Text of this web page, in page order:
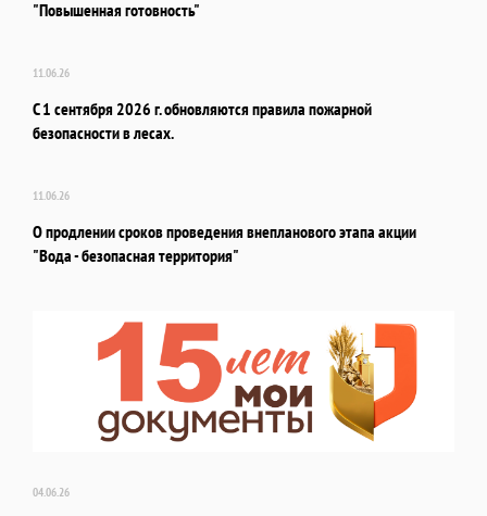
"Повышенная готовность"
11.06.26
С 1 сентября 2026 г. обновляются правила пожарной
безопасности в лесах.
11.06.26
О продлении сроков проведения внепланового этапа акции
"Вода - безопасная территория"
04.06.26